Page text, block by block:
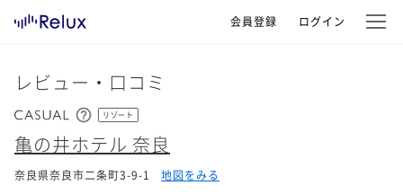
会員登録 ログイン
レビュー・口コミ
リゾート
亀の井ホテル 奈良
奈良県奈良市二条町3-9-1 地図をみる